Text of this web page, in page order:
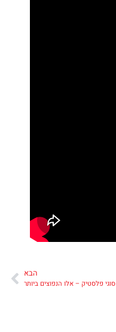
הבא
סוגי פלסטיק – אלו הנפוצים ביותר